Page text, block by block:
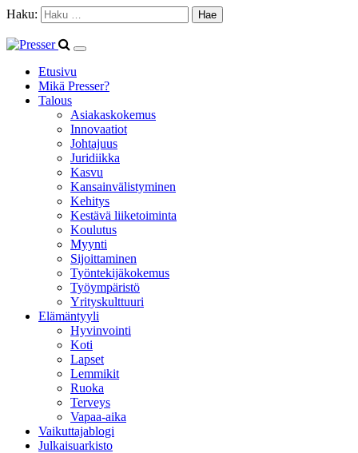
Haku:
Etusivu
Mikä Presser?
Talous
Asiakaskokemus
Innovaatiot
Johtajuus
Juridiikka
Kasvu
Kansainvälistyminen
Kehitys
Kestävä liiketoiminta
Koulutus
Myynti
Sijoittaminen
Työntekijäkokemus
Työympäristö
Yrityskulttuuri
Elämäntyyli
Hyvinvointi
Koti
Lapset
Lemmikit
Ruoka
Terveys
Vapaa-aika
Vaikuttajablogi
Julkaisuarkisto